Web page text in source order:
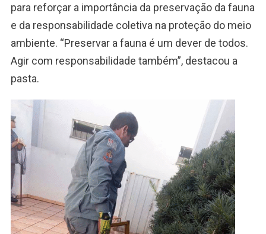
para reforçar a importância da preservação da fauna
e da responsabilidade coletiva na proteção do meio
ambiente. “Preservar a fauna é um dever de todos.
Agir com responsabilidade também”, destacou a
pasta.